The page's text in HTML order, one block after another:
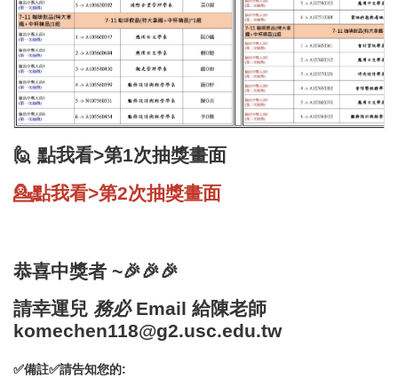
🙋 點我看>第1次抽獎畫面
💁點我看>第2次抽獎畫面
恭喜中獎者 ~🎉🎉🎉
請幸運兒 務必Email 給陳老師
komechen118@g2.usc.edu.tw
✅備註✅請告知您的: